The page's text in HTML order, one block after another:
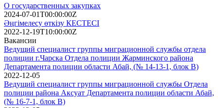
О государственных закупках
2024-07-01T00:00:00Z
Әңгімелесу өткізу КЕСТЕСІ
2022-12-19T10:00:00Z
Вакансии
Ведущий специалист группы миграционной службы отдела
полиции г.Чарска Отдела полиции Жарминского района
Департамента полиции области Абай, (№ 14-13-1, блок В)
2022-12-05
Ведущий специалист группы миграционной службы Отдела
полиции района Аксуат Департамента полиции области Абай,
(№ 16-7-1, блок В)